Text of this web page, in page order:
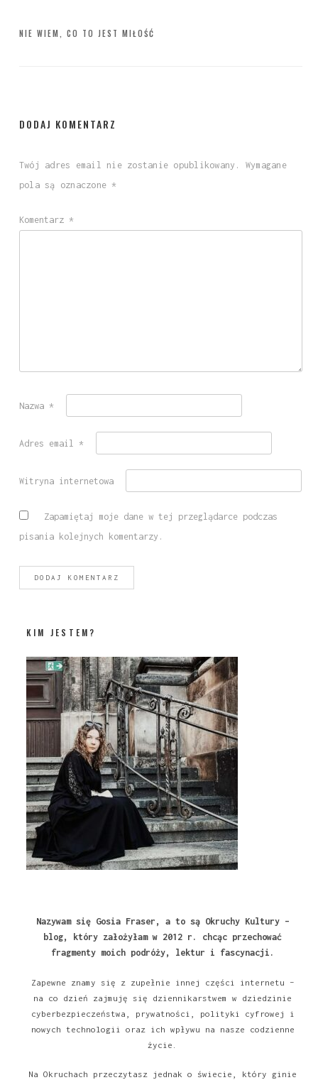
Nawigacja
NIE WIEM, CO TO JEST MIŁOŚĆ
DODAJ KOMENTARZ
Twój adres email nie zostanie opublikowany.
Wymagane
pola są oznaczone *
Komentarz *
Nazwa *
Adres email *
Witryna internetowa
Zapamiętaj moje dane w tej przeglądarce podczas
pisania kolejnych komentarzy.
KIM JESTEM?
Nazywam się Gosia Fraser, a to są Okruchy Kultury –
blog, który założyłam w 2012 r. chcąc przechować
fragmenty moich podróży, lektur i fascynacji.
Zapewne znamy się z zupełnie innej części internetu –
na co dzień zajmuję się dziennikarstwem w dziedzinie
cyberbezpieczeństwa, prywatności, polityki cyfrowej i
nowych technologii oraz ich wpływu na nasze codzienne
życie.
Na Okruchach przeczytasz jednak o świecie, który ginie